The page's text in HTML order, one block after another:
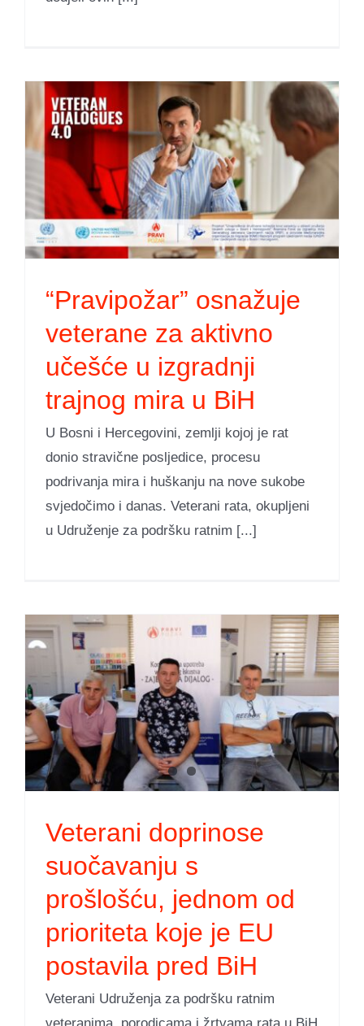
“Pravipožar” osnažuje
veterane za aktivno
učešće u izgradnji
trajnog mira u BiH
U Bosni i Hercegovini, zemlji kojoj je rat
donio stravične posljedice, procesu
podrivanja mira i huškanju na nove sukobe
svjedočimo i danas. Veterani rata, okupljeni
u Udruženje za podršku ratnim [...]
Veterani doprinose
suočavanju s
prošlošću, jednom od
prioriteta koje je EU
postavila pred BiH
Veterani Udruženja za podršku ratnim
veteranima, porodicama i žrtvama rata u BiH